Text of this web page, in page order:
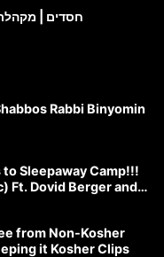
חסדים |
Rabbi Binyomin
Sleepaway Camp!!!
Ft. Dovid Berger and
from Non-Kosher
it Kosher Clips